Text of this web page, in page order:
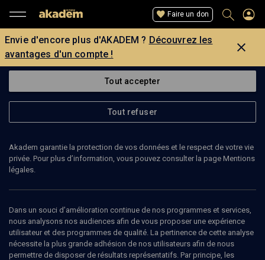
Faire un don
Envie d'encore plus d'AKADEM ? Découvrez les
avantages d'un compte !
Retour
Tout accepter
Tout refuser
Akadem garantie la protection de vos données et le respect de votre vie
privée. Pour plus d’information, vous pouvez consulter la page Mentions
légales.
Dans un souci d’amélioration continue de nos programmes et services,
nous analysons nos audiences afin de vous proposer une expérience
utilisateur et des programmes de qualité. La pertinence de cette analyse
nécessite la plus grande adhésion de nos utilisateurs afin de nous
permettre de disposer de résultats représentatifs. Par principe, les